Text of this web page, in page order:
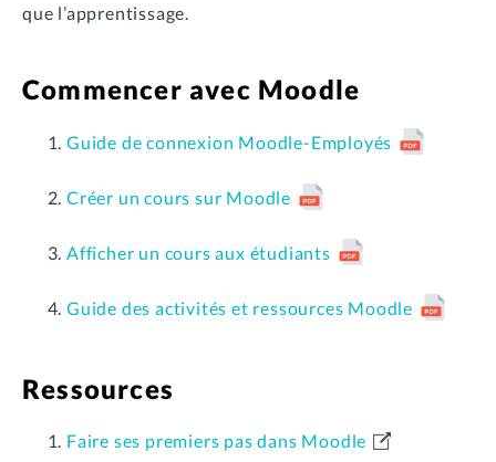
que l’apprentissage.
Commencer avec Moodle
Guide de connexion Moodle-Employés
Créer un cours sur Moodle
Afficher un cours aux étudiants
Guide des activités et ressources Moodle
Ressources
Faire ses premiers pas dans Moodle